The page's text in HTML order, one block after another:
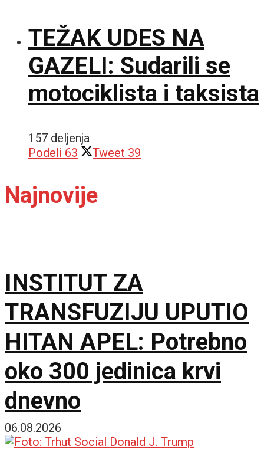
TEŽAK UDES NA
GAZELI: Sudarili se
motociklista i taksista
157 deljenja
Podeli 63 Tweet 39
Najnovije
INSTITUT ZA
TRANSFUZIJU UPUTIO
HITAN APEL: Potrebno
oko 300 jedinica krvi
dnevno
06.08.2026